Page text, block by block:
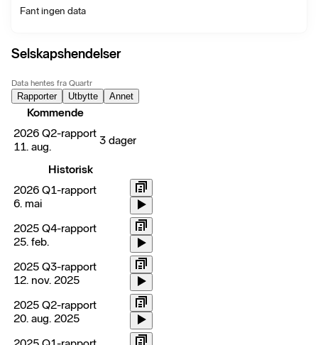
Fant ingen data
Selskapshendelser
Data hentes fra Quartr
Rapporter Utbytte Annet
Kommende
2026 Q2-rapport
11. aug.
3 dager
Historisk
2026 Q1-rapport
6. mai
2025 Q4-rapport
25. feb.
2025 Q3-rapport
12. nov. 2025
2025 Q2-rapport
20. aug. 2025